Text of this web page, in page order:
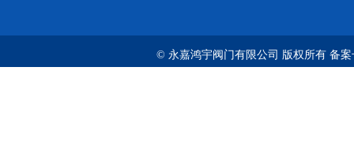
© 永嘉鸿宇阀门有限公司 版权所有 备案